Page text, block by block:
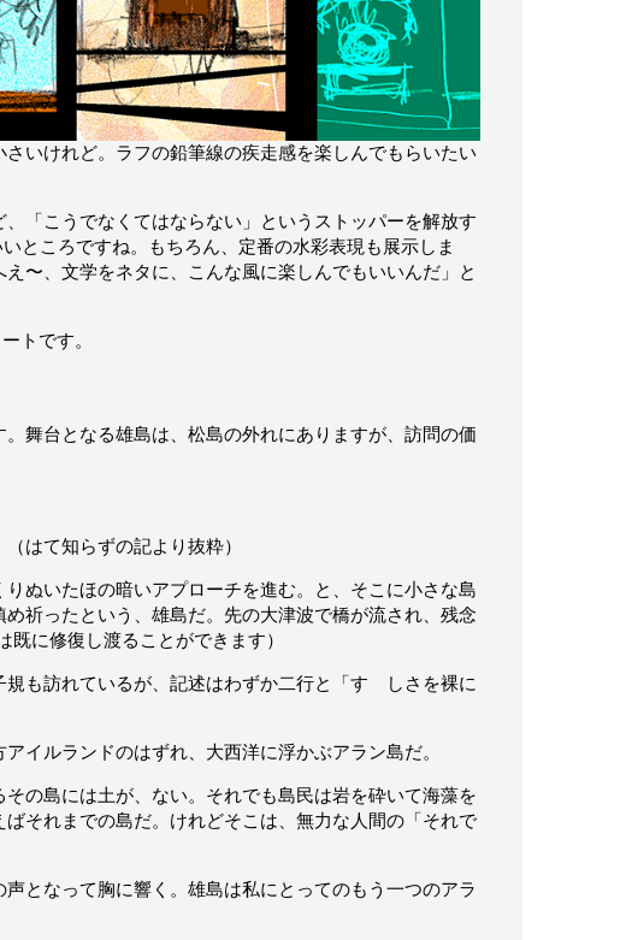
いけれど。ラフの鉛筆線の疾走感を楽しんでもらいたい
「こうでなくてはならない」というストッパーを解放す
ところですね。もちろん、定番の水彩表現も展示しま
〜、文学をネタに、こんな風に楽しんでもいいんだ」と
トです。
舞台となる雄島は、松島の外れにありますが、訪問の価
はて知らずの記より抜粋）
ぬいたほの暗いアプローチを進む。と、そこに小さな島
祈ったという、雄島だ。先の大津波で橋が流され、残念
に修復し渡ることができます）
も訪れているが、記述はわずか二行と「すゞしさを裸に
イルランドのはずれ、大西洋に浮かぶアラン島だ。
の島には土が、ない。それでも島民は岩を砕いて海藻を
それまでの島だ。けれどそこは、無力な人間の「それで
となって胸に響く。雄島は私にとってのもう一つのアラ